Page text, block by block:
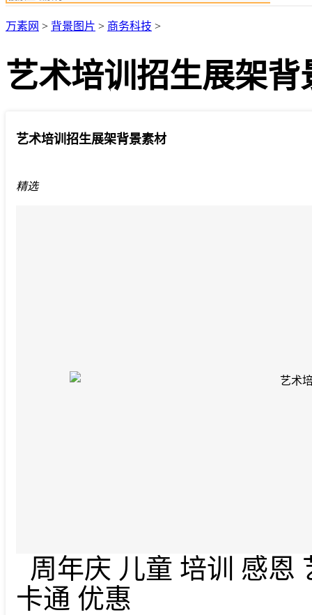
万素网 > 背景图片 > 商务科技 >
艺术培训招生展架背
艺术培训招生展架背景素材
精选
周年庆 儿童 培训 感恩
卡通 优惠